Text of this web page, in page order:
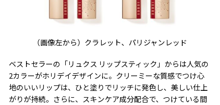
（画像左から）クラレット、パリジャンレッド
ベストセラーの「リュクス リップスティック」からは人気の
2カラーがホリデイデザインに。クリーミーな質感でつけ心
地のいいリップは、ひと塗りでリッチに発色し、美しい仕上
がりが持続。さらに、スキンケア成分配合で、つけている間